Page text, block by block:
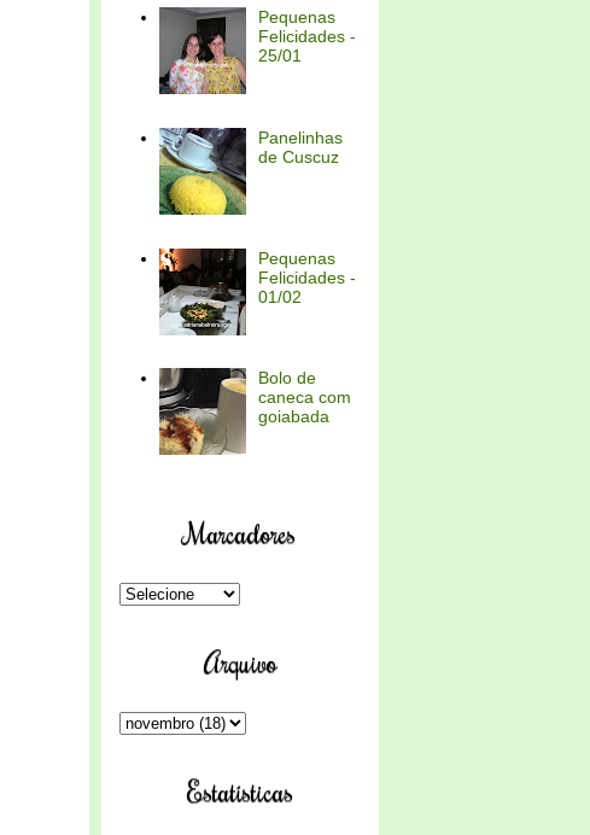
Pequenas
Felicidades -
25/01
Panelinhas
de Cuscuz
Pequenas
Felicidades -
01/02
Bolo de
caneca com
goiabada
Marcadores
Arquivo
Estatísticas